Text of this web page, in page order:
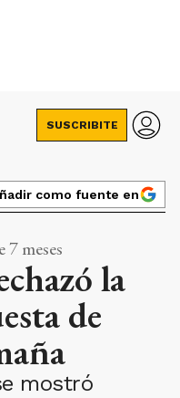
SUSCRIBITE
como fuente en
meses
la
de
mostró